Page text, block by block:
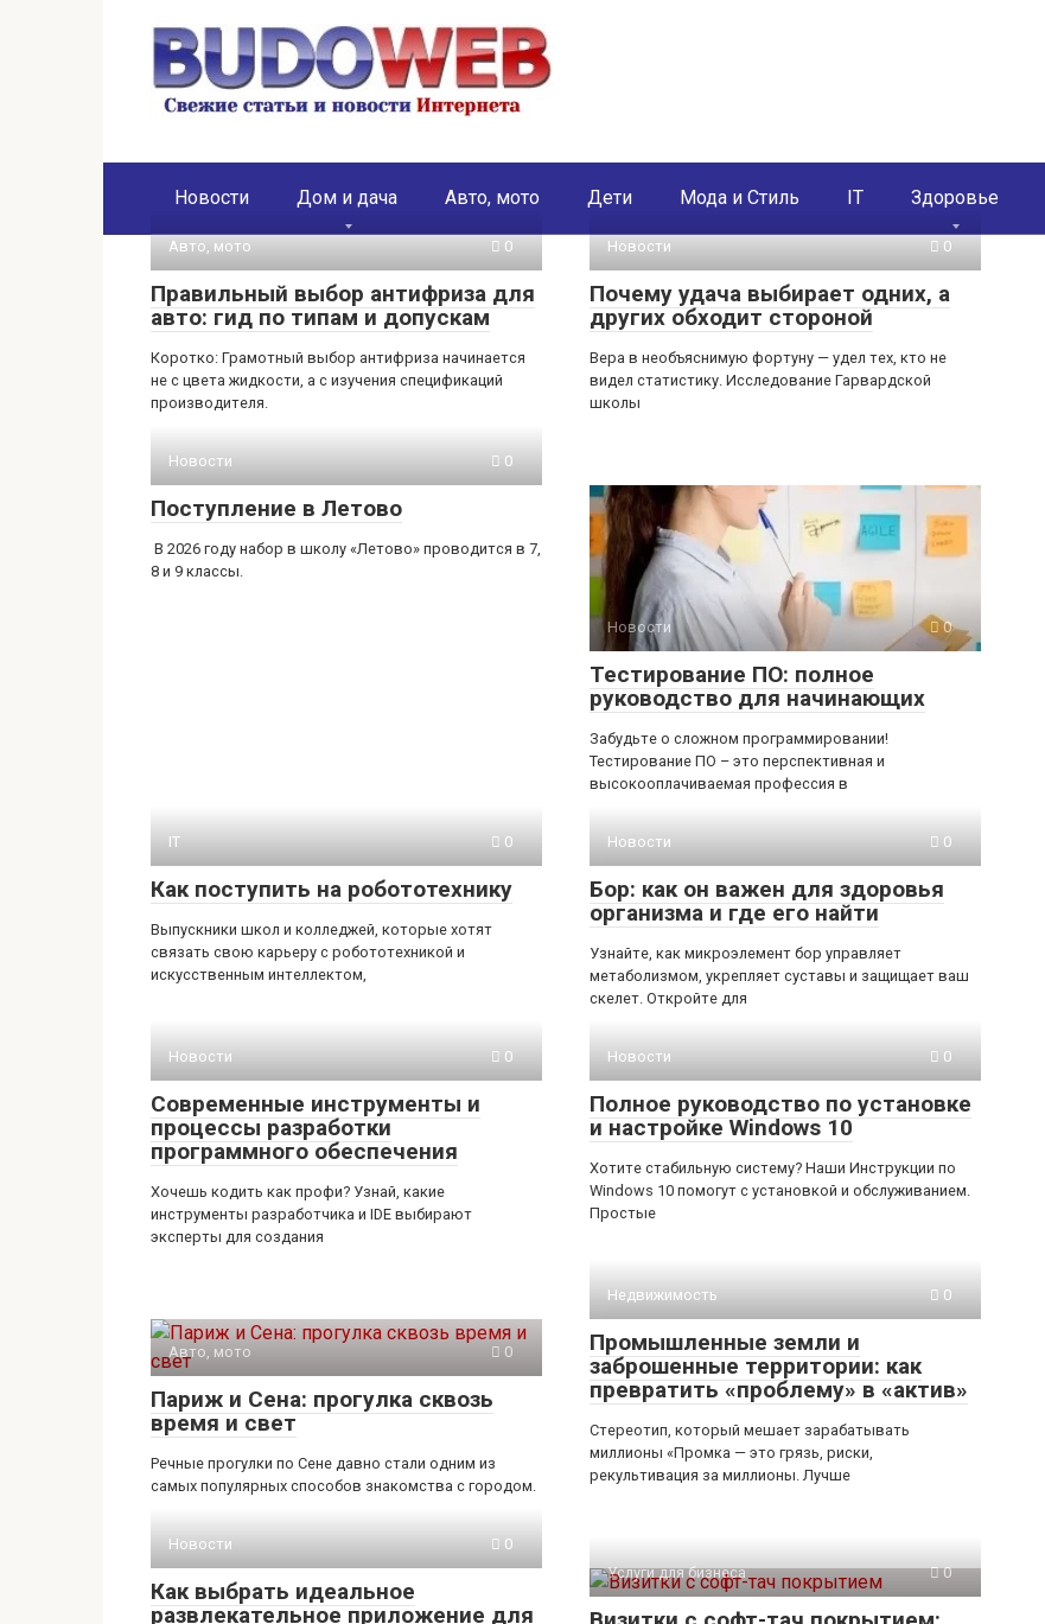
Новости Дом и дача Авто, мото Дети Мода и Стиль IT Здоровье
Авто, мото 0
Правильный выбор антифриза для
авто: гид по типам и допускам
Коротко: Грамотный выбор антифриза начинается
не с цвета жидкости, а с изучения спецификаций
производителя.
Новости 0
Почему удача выбирает одних, а
других обходит стороной
Вера в необъяснимую фортуну — удел тех, кто не
видел статистику. Исследование Гарвардской
школы
Новости 0
Поступление в Летово
В 2026 году набор в школу «Летово» проводится в 7,
8 и 9 классы.
Новости 0
Тестирование ПО: полное
руководство для начинающих
Забудьте о сложном программировании!
Тестирование ПО – это перспективная и
высокооплачиваемая профессия в
IT 0
Как поступить на робототехнику
Выпускники школ и колледжей, которые хотят
связать свою карьеру с робототехникой и
искусственным интеллектом,
Новости 0
Бор: как он важен для здоровья
организма и где его найти
Узнайте, как микроэлемент бор управляет
метаболизмом, укрепляет суставы и защищает ваш
скелет. Откройте для
Новости 0
Современные инструменты и
процессы разработки
программного обеспечения
Хочешь кодить как профи? Узнай, какие
инструменты разработчика и IDE выбирают
эксперты для создания
Новости 0
Полное руководство по установке
и настройке Windows 10
Хотите стабильную систему? Наши Инструкции по
Windows 10 помогут с установкой и обслуживанием.
Простые
Авто, мото 0
Париж и Сена: прогулка сквозь
время и свет
Речные прогулки по Сене давно стали одним из
самых популярных способов знакомства с городом.
Недвижимость 0
Промышленные земли и
заброшенные территории: как
превратить «проблему» в «актив»
Стереотип, который мешает зарабатывать
миллионы «Промка — это грязь, риски,
рекультивация за миллионы. Лучше
Новости 0
Как выбрать идеальное
развлекательное приложение для
Услуги для бизнеса 0